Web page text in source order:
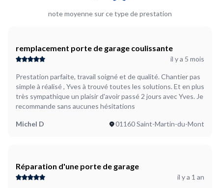
note moyenne sur ce type de prestation
remplacement porte de garage coulissante
il y a 5 mois
Prestation parfaite, travail soigné et de qualité. Chantier pas
simple à réalisé , Yves à trouvé toutes les solutions. Et en plus
très sympathique un plaisir d'avoir passé 2 jours avec Yves. Je
recommande sans aucunes hésitations
Michel D 01160 Saint-Martin-du-Mont
Réparation d'une porte de garage
il y a 1 an